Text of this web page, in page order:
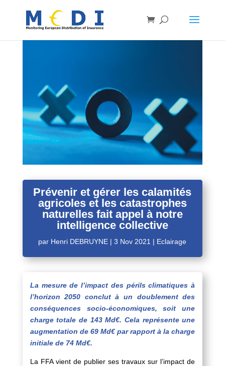
Prévenir et gérer les calamités
agricoles et les catastrophes
naturelles fait appel à notre
intelligence collective
par Henri DEBRUYNE |3 Nov 2021 | Eclairage
La mesure de l’impact des périls climatiques à
l’horizon 2050 conclut à un doublement des
conséquences socio-économiques, soit une
charge totale de 143 Md€. Cela représente une
augmentation de 69 Md€ par rapport à la charge
initiale de 74 Md€.
La FFA vient de publier ses travaux sur l’impact de